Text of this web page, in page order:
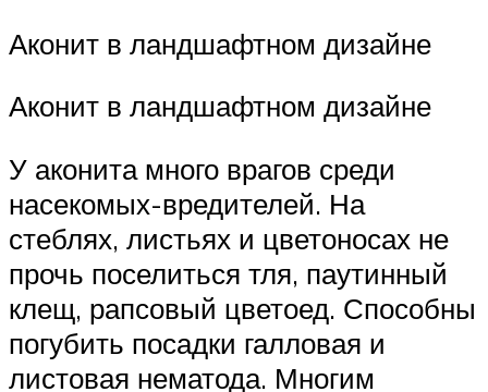
Аконит в ландшафтном дизайне
Аконит в ландшафтном дизайне
У аконита много врагов среди
насекомых-вредителей. На
стеблях, листьях и цветоносах не
прочь поселиться тля, паутинный
клещ, рапсовый цветоед. Способны
погубить посадки галловая и
листовая нематода. Многим